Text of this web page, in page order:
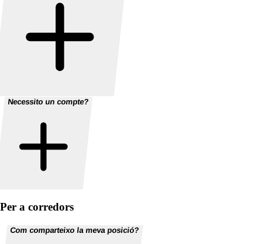
Necessito un compte?
Per a corredors
Com comparteixo la meva posició?